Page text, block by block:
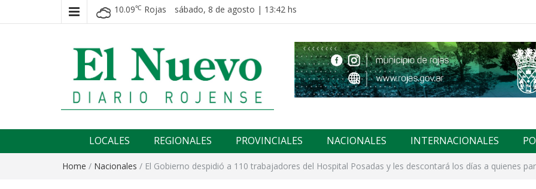
10.09℃ Rojas sábado, 8 de agosto | 13:42 hs
El nuevo rojense
LOCALES REGIONALES PROVINCIALES NACIONALES INTERNACIONALES
Home / Nacionales / El Gobierno despidió a 110 trabajadores del Hospital Posadas y les descontará los días a quienes